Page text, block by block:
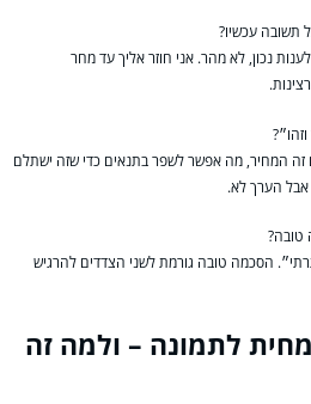
תשובה עכשיו?
נכון, לא מהר. אני חוזר אליך עד מחר
המחיר, מה אפשר לשפר בתנאים כדי שזה ישתלם
הערך לא.
טובה?
הסכמה טובה גורמת לשני הצדדים להרגיש
לתמונה – ולמה זה